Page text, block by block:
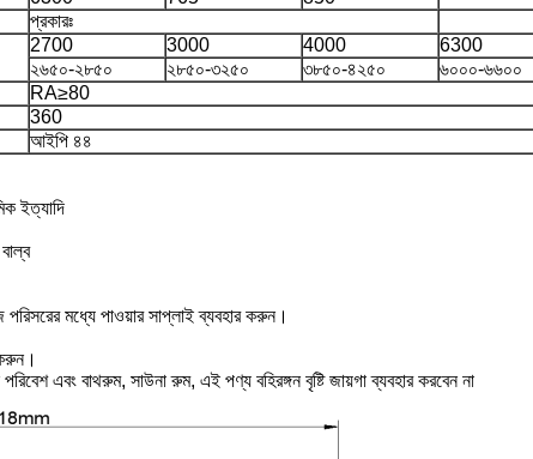
প্রকারঃ
2700 3000 4000 6300
২৬৫০-২৮৫০
২৮৫০-৩২৫০ ৩৮৫০-৪২৫০
৬০০০-৬৬০০
RA≥80
360
আইপি ৪৪
ইত্যাদি
পরিসরের মধ্যে পাওয়ার সাপ্লাই ব্যবহার করুন।
এবং বাথরুম, সাউনা রুম, এই পণ্য বহিরঙ্গন বৃষ্টি জায়গা ব্যবহার করবেন না